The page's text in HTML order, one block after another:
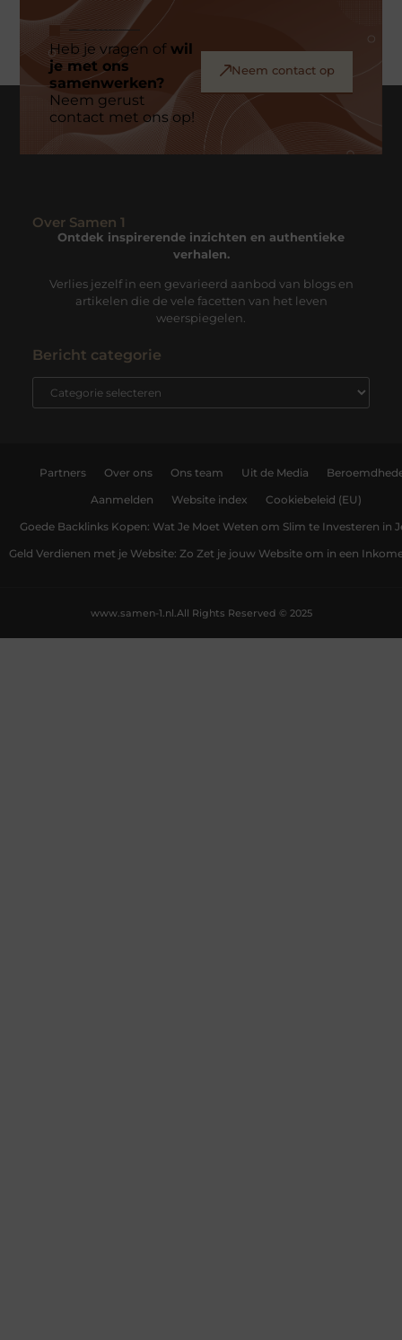
Heb je vragen ofwil
je met ons
samenwerken?
Neem gerust
contact met ons op!
Neem contact op
Over Samen 1
Ontdek inspirerende inzichten en authentieke
verhalen.
Verlies jezelf in een gevarieerd aanbod van blogs en
artikelen die de vele facetten van het leven
weerspiegelen.
Bericht categorie
Partners Over ons Ons team Uit de Media
Aanmelden Website index Cookiebeleid (EU)
Goede Backlinks Kopen: Wat Je Moet Weten om Slim te Investeren in
Geld Verdienen met je Website: Zo Zet je jouw Website om in een
All Rights Reserved © 2025
www.samen-1.nl.